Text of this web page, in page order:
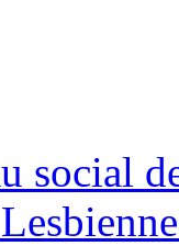
social